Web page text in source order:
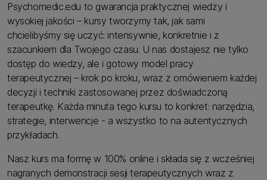
Psychomedic.edu to gwarancja praktycznej wiedzy i
wysokiej jakości – kursy tworzymy tak, jak sami
chcielibyśmy się uczyć: intensywnie, konkretnie i z
szacunkiem dla Twojego czasu. U nas dostajesz nie tylko
dostęp do wiedzy, ale i gotowy model pracy
terapeutycznej – krok po kroku, wraz z omówieniem każdej
decyzji i techniki zastosowanej przez doświadczoną
terapeutkę. Każda minuta tego kursu to konkret: narzędzia,
strategie, interwencje - a wszystko to na autentycznych
przykładach.
Nasz kurs ma formę w 100% online i składa się z wcześniej
nagranych demonstracji sesji terapeutycznych wraz z